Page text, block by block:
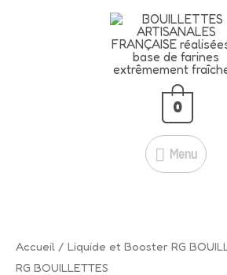
Menu
Menu
0
Accueil / Liquide et Booster RG
RG BOUILLETTES
Trié
par
L'offre CANON de ce début d'été
-25% avec ce code
C'est le moment d'en profiter : -25
% sur tout le site, hors